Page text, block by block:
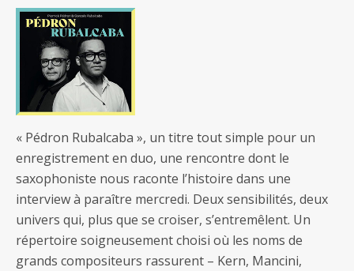
« Pédron Rubalcaba », un titre tout simple pour un
enregistrement en duo, une rencontre dont le
saxophoniste nous raconte l’histoire dans une
interview à paraître mercredi. Deux sensibilités, deux
univers qui, plus que se croiser, s’entremêlent. Un
répertoire soigneusement choisi où les noms de
grands compositeurs rassurent – Kern, Mancini,